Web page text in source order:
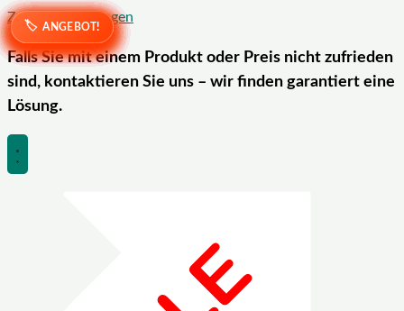
Zum Inhalt springen
Falls Sie mit einem Produkt oder Preis nicht zufrieden
sind, kontaktieren Sie uns – wir finden garantiert eine
Lösung.
ANGEBOT!
ANGEBOT!
ANGEBOT!
ANGEBOT!
ANGEBOT!
ANGEBOT!
ANGEBOT!
ANGEBOT!
ANGEBOT!
ANGEBOT!
ANGEBOT!
ANGEBOT!
ANGEBOT!
ANGEBOT!
ANGEBOT!
ANGEBOT!